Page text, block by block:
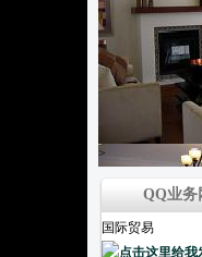
>
QQ业务
国际贸易